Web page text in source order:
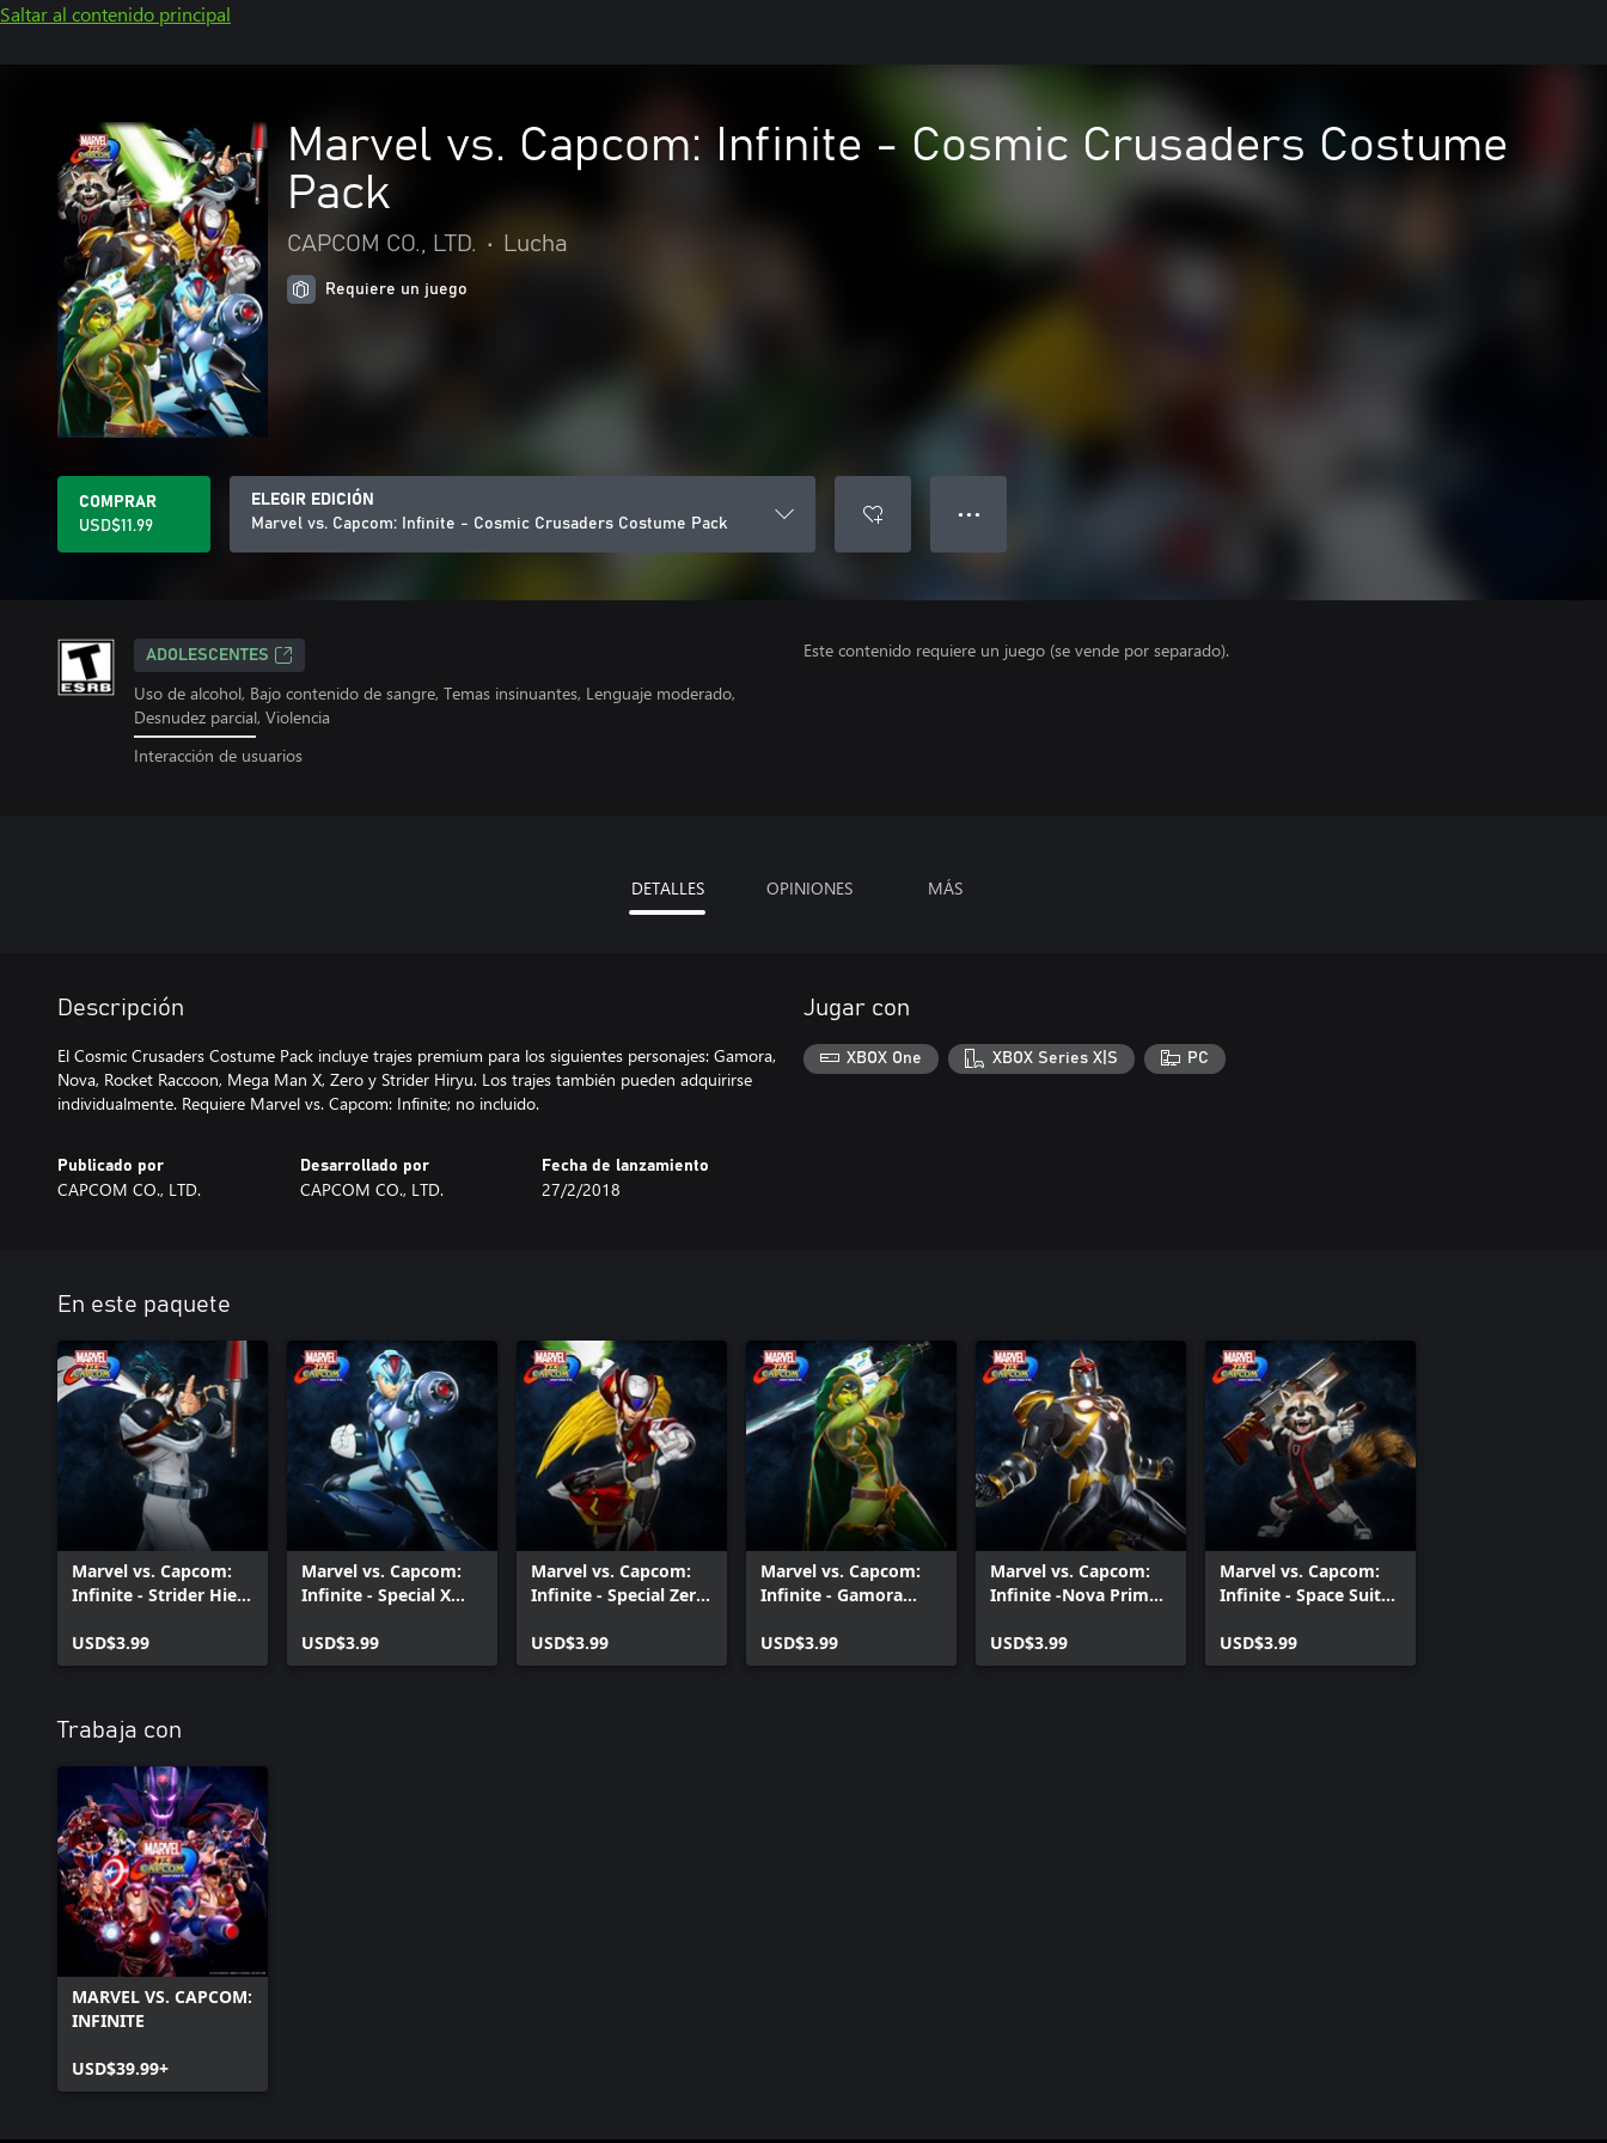
Saltar al contenido principal
Marvel vs. Capcom: Infinite - Cosmic Crusaders Costume
Pack
CAPCOM CO., LTD. • Lucha
Requiere un juego
COMPRAR
USD$11.99
ELEGIR EDICIÓN
Marvel vs. Capcom: Infinite - Cosmic Crusaders Costume Pack
● ● ●
ADOLESCENTES
Uso de alcohol, Bajo contenido de sangre, Temas insinuantes, Lenguaje moderado,
Desnudez parcial, Violencia
Interacción de usuarios
Este contenido requiere un juego (se vende por separado).
DETALLES OPINIONES MÁS
Descripción
El Cosmic Crusaders Costume Pack incluye trajes premium para los siguientes personajes: Gamora,
Nova, Rocket Raccoon, Mega Man X, Zero y Strider Hiryu. Los trajes también pueden adquirirse
individualmente. Requiere Marvel vs. Capcom: Infinite; no incluido.
Publicado por
CAPCOM CO., LTD.
Desarrollado por
CAPCOM CO., LTD.
Fecha de lanzamiento
27/2/2018
Jugar con
XBOX One XBOX Series X|S PC
En este paquete
Marvel vs. Capcom:
Infinite - Strider Hien
USD$3.99
Marvel vs. Capcom:
Infinite - Special X
USD$3.99
Marvel vs. Capcom:
Infinite - Special Zero
USD$3.99
Marvel vs. Capcom:
Infinite - Gamora
USD$3.99
Marvel vs. Capcom:
Infinite -Nova Prime
USD$3.99
Marvel vs. Capcom:
Infinite - Space Suit
USD$3.99
Trabaja con
MARVEL VS. CAPCOM:
INFINITE
USD$39.99+